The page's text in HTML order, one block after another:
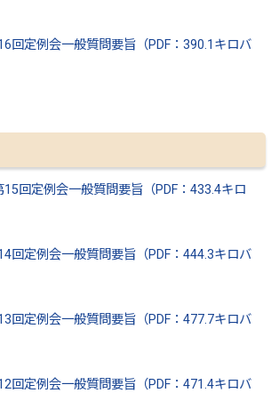
回定例会一般質問要旨（PDF：390.1キロバ
回定例会一般質問要旨（PDF：433.4キロ
回定例会一般質問要旨（PDF：444.3キロバ
回定例会一般質問要旨（PDF：477.7キロバ
回定例会一般質問要旨（PDF：471.4キロバ